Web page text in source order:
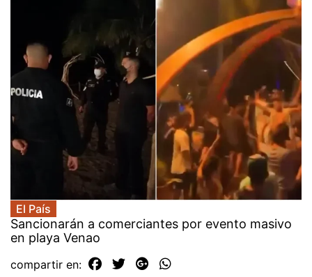
El País
Sancionarán a comerciantes por evento masivo
en playa Venao
compartir en: